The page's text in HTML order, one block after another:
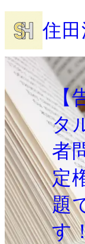
内
容
ス
キ
ッ
プ
住
【
タ
者
定
題
す